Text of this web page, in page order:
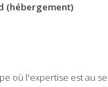
(hébergement)
où l'expertise est au